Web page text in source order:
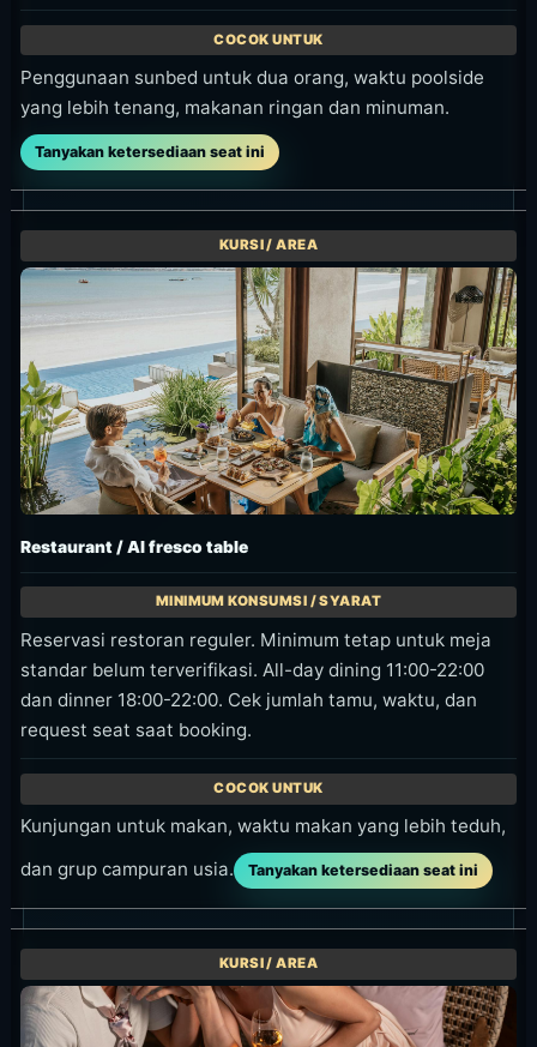
Informasi Acara
Ini adalah event, live session, dan pengalaman
resmi terbaru yang terkonfirmasi di halaman
What’s On dan halaman event Sundara. Cek link
resmi masing-masing untuk tanggal, harga, dan
syarat seat.
Nancy Ponto LIVE at Sundara
Event live satu malam pada 9 Juli 2026,
menghadirkan contemporary jazz dari Nancy Ponto
di suasana sunset Jimbaran Bay.
halaman resmi; konfirmasi seat dan
Jimbaran
Lihat detail acara